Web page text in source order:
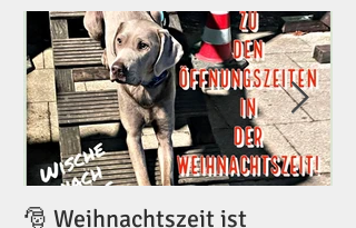
🎅 Weihnachtszeit ist